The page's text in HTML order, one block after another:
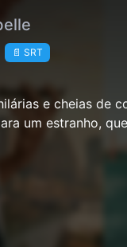
📄 SRT
e cheias de
um estranho,